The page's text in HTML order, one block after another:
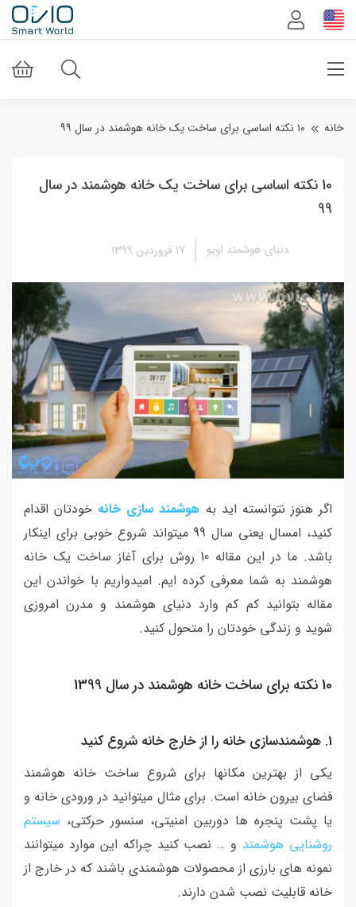
خانه ۱۰ نکته اساسی برای ساخت یک خانه هوشمند در سال ۹۹
10 نکته اساسی برای ساخت یک خانه هوشمند در سال
99
دنیای هوشمند اویو
اگر هنوز نتوانسته اید به هوشمند سازی خانه خودتان اقدام
کنید، امسال یعنی سال 99 میتواند شروع خوبی برای اینکار
باشد. ما در این مقاله 10 روش برای آغاز ساخت یک خانه
هوشمند به شما معرفی کرده ایم. امیدواریم با خواندن این
مقاله بتوانید کم کم وارد دنیای هوشمند و مدرن امروزی
شوید و زندگی خودتان را متحول کنید.
10 نکته برای ساخت خانه هوشمند در سال 1399
1. هوشمندسازی خانه را از خارج خانه شروع کنید
یکی از بهترین مکانها برای شروع ساخت خانه هوشمند
فضای بیرون خانه است. برای مثال میتوانید در ورودی خانه و
یا پشت پنجره ها دوربین امنیتی، سنسور حرکتی، سیستم
روشنایی هوشمند و … نصب کنید چراکه این موارد میتوانند
نمونه های بارزی از محصولات هوشمندی باشند که در خارج از
خانه قابلیت نصب شدن دارند.